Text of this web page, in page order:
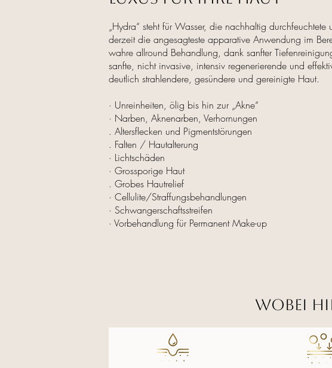
„Hydra“ steht für Wasser, die nachhaltig
derzeit die angesagteste apparative Anwendung im
wahre allround Behandlung, dank sanfter
sanfte, nicht invasive, intensiv regenerierende und
deutlich strahlendere, gesündere und gereinigte Haut.
· Unreinheiten, ölig bis hin zur „Akne“
· Narben, Aknenarben, Verhornungen
. Altersflecken und Pigmentstörungen
. Falten / Hautalterung
· Lichtschäden
· Grossporige Haut
. Grobes Hautrelief
· Cellulite/Straffungsbehandlungen
· Schwangerschaftsstreifen
· Vorbehandlung für Permanent Make-up
Wobei